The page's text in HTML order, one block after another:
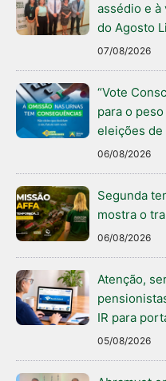
assédio e à
do Agosto
07/08/2026
“Vote
para o
eleições de
06/08/2026
Segunda
mostra o
06/08/2026
Atenção,
IR para
05/08/2026